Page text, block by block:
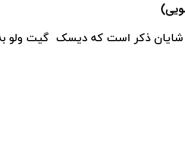
ذکر است که دیسک گیت ولو